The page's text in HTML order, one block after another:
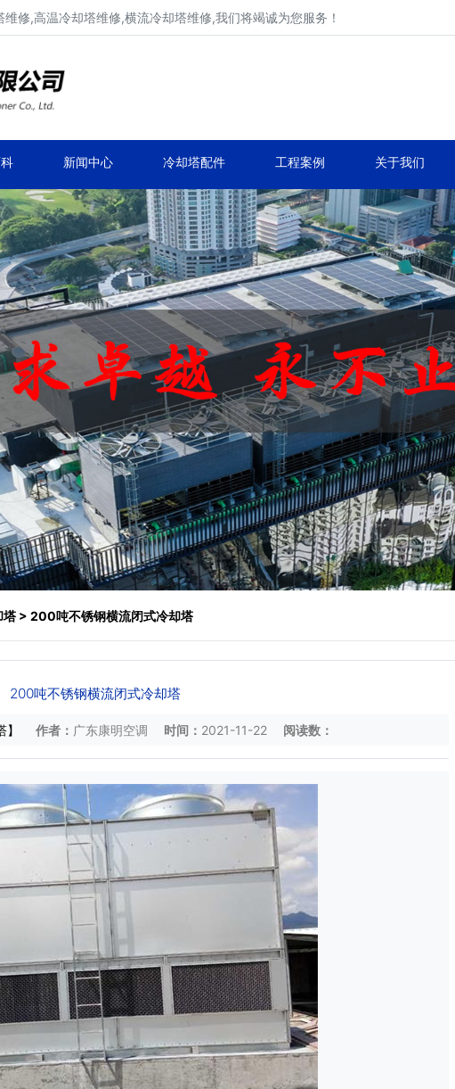
修,高温冷却塔维修,横流冷却塔维修,我们将竭诚为您服务！
新闻中心 冷却塔配件 工程案例 关于我们
塔 > 200吨不锈钢横流闭式冷却塔
200吨不锈钢横流闭式冷却塔
作者： 广东康明空调 时间： 2021-11-22 阅读数：